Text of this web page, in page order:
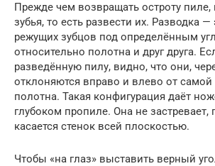
Прежде чем возвращать остроту пиле,
зубья, то есть развести их. Разводка —
режущих зубцов под определённым
относительно полотна и друг друга.
разведённую пилу, видно, что они,
отклоняются вправо и влево от
полотна. Такая конфигурация даёт
глубоком пропиле. Она не застревает,
касается стенок всей плоскостью.
Чтобы «на глаз» выставить верный